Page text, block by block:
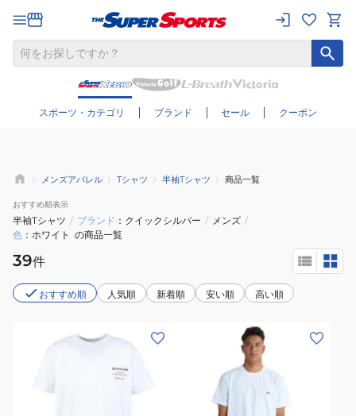
スポーツ・カテゴリ ブランド セール クーポン
さらに絞り込む
メンズアパレル Tシャツ 半袖Tシャツ 商品一覧
おすすめ順表示
半袖Tシャツ / ブランド クイックシルバー / メンズ /
色
ホワイト の商品一覧
39件
おすすめ順 人気順 新着順 安い順 高い順